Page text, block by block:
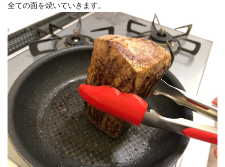
全ての面を焼いていきます。